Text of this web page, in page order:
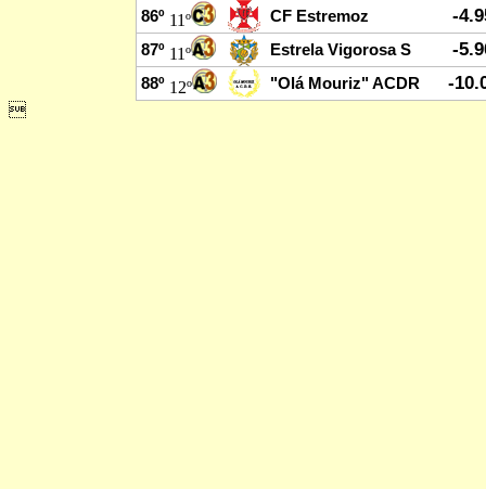
86º 11º CF Estremoz -
87º 11º Estrela Vigorosa S -
88º 12º "Olá Mouriz" ACDR -
